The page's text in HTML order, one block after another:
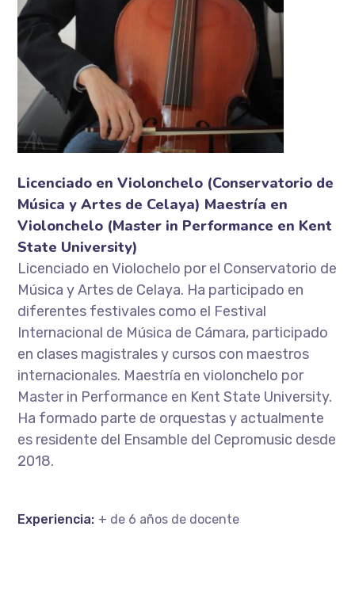
Licenciado en Violonchelo (Conservatorio de
Música y Artes de Celaya) Maestría en
Violonchelo (Master in Performance en Kent
State University)
Licenciado en Violochelo por el Conservatorio de
Música y Artes de Celaya. Ha participado en
diferentes festivales como el Festival
Internacional de Música de Cámara, participado
en clases magistrales y cursos con maestros
internacionales. Maestría en violonchelo por
Master in Performance en Kent State University.
Ha formado parte de orquestas y actualmente
es residente del Ensamble del Cepromusic desde
2018.
Experiencia: + de 6 años de docente